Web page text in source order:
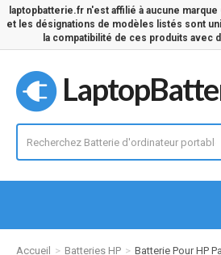
laptopbatterie.fr n'est affilié à aucune
et les désignations de modèles listés sont
la compatibilité de ces produits avec
Accueil Batteries HP Batterie Pour HP